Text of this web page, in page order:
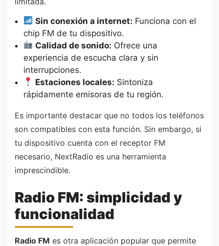
Sin conexión a internet: Funciona con el
chip FM de tu dispositivo.
Calidad de sonido: Ofrece una
experiencia de escucha clara y sin
interrupciones.
Estaciones locales: Sintoniza
rápidamente emisoras de tu región.
Es importante destacar que no todos los teléfonos
son compatibles con esta función. Sin embargo, si
tu dispositivo cuenta con el receptor FM
necesario, NextRadio es una herramienta
imprescindible.
Radio FM: simplicidad y
funcionalidad
Radio FM es otra aplicación popular que permite